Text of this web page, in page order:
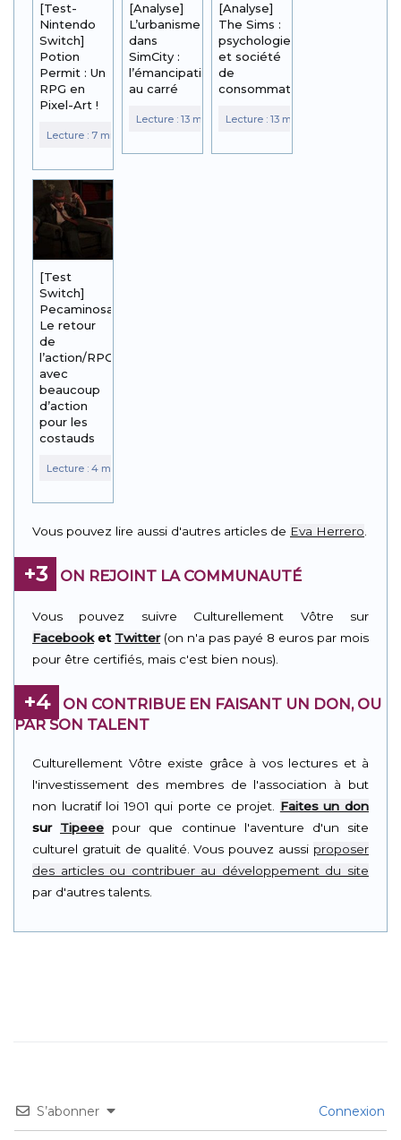
[Test-
Nintendo
Switch]
Potion
Permit : Un
RPG en
Pixel-Art !
[Analyse]
L’urbanisme
dans
SimCity :
l’émancipation
au carré
[Analyse]
The Sims :
psychologie
et société
de
consommation
[Test
Switch]
Pecaminosa :
Le retour
de
l’action/RPG
avec
beaucoup
d’action
pour les
costauds
Vous pouvez lire aussi d'autres articles de Eva Herrero
+3 ON REJOINT LA COMMUNAUTÉ
Vous pouvez suivre Culturellement Vôtre sur
Facebooket Twitter(on n'a pas payé 8 euros par mois
pour être certifiés, mais c'est bien nous).
+4
ON CONTRIBUE EN FAISANT UN DON, OU
PAR SON TALENT
Culturellement Vôtre existe grâce à vos lectures et à
l'investissement des membres de l'association à but
non lucratif loi 1901 qui porte ce projet. Faites un don
sur Tipeee pour que continue l'aventure d'un site
culturel gratuit de qualité. Vous pouvez aussi proposer
des articles ou contribuer au développement du site
par d'autres talents.
S’abonner Connexion